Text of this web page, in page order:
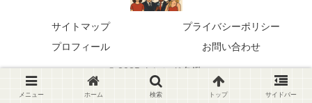
サイトマップ
プライバシーポリシー
プロフィール
お問い合わせ
© 2025 トレンド名鑑.
メニュー ホーム 検索 トップ サイドバー